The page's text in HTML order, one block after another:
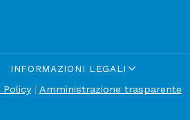
INFORMAZIONI LEGALI
Policy| Amministrazione trasparente